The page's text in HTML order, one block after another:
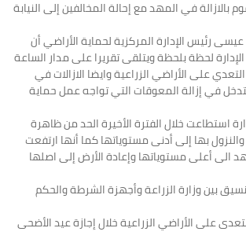
بالازالة في المهد مع إحالة المخالفين إلى النيابة
رئيس الإدارة المركزية لحماية الأراضي أن
الإدارة لحظة بلحظة ويتلقى تقريرا على مدار الساعة
على الأراضي الزراعية وايضا الازالات في
في إزالة المعوقات التي تواجه عمل حماية
استطاعت خلال الفترة الأخيرة الحد من ظاهرة
بها إلى أدنى مستوياتها كما أنها ارتفعت
الى أعلى مستوياتها وإعادة الأرض إلى اصلها
بين وزارة الزراعة وأجهزة الشرطة والحكم
على الأراضي الزراعية خلال إجازة عيد الأضحى